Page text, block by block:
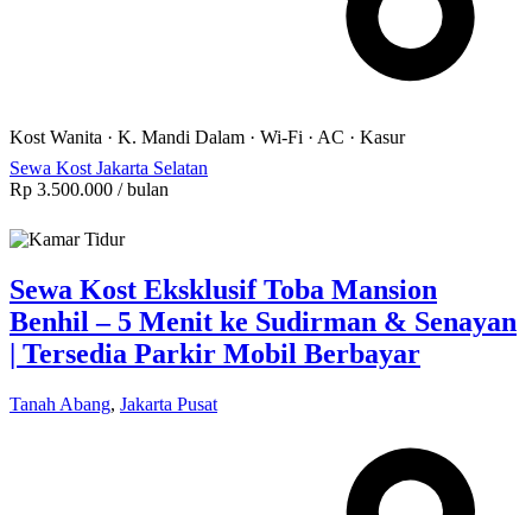
Kost Wanita · K. Mandi Dalam · Wi-Fi · AC · Kasur
Sewa Kost Jakarta Selatan
Rp 3.500.000 / bulan
Sewa Kost Eksklusif Toba Mansion
Benhil – 5 Menit ke Sudirman & Senayan
| Tersedia Parkir Mobil Berbayar
Tanah Abang, Jakarta Pusat